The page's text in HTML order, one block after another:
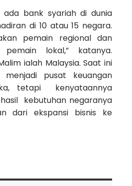
ada bank syariah di dunia
di 10 atau 15 negara.
pemain regional dan
lokal,” katanya.
ialah Malaysia. Saat ini
pusat keuangan
tetapi kenyataannya
kebutuhan negaranya
dari ekspansi bisnis ke